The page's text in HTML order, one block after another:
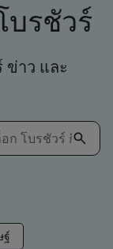
บรชัวร์
ข่าว และ